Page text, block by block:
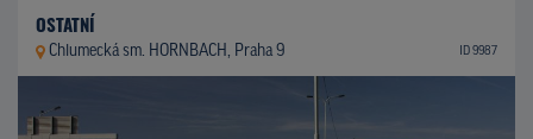
OSTATNÍ
Chlumecká sm. HORNBACH, Praha 9 ID 9987